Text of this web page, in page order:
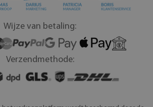
Wijze van betaling:
Verzendmethode: